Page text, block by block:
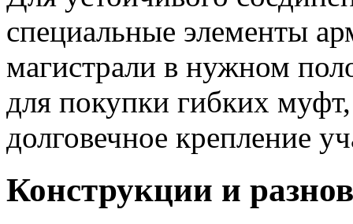
специальные элементы
магистрали в нужном
для покупки гибких
долговечное крепление
Конструкции и